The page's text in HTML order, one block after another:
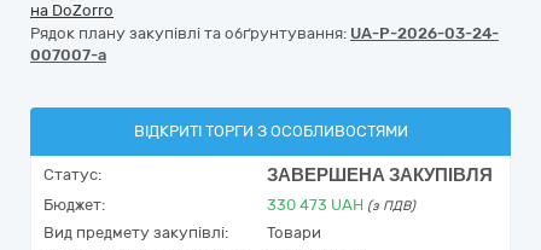
на DoZorro
Рядок плану закупівлі та обґрунтування: UA-P-2026-03-24-
007007-a
ВІДКРИТІ ТОРГИ З ОСОБЛИВОСТЯМИ
Статус: ЗАВЕРШЕНА ЗАКУПІВЛЯ
Бюджет: 330 473 UAH (з ПДВ)
Вид предмету закупівлі:
Товари